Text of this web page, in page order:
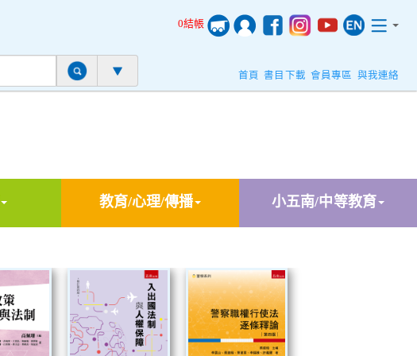
0結帳
首頁 書目下載 會員專區 與我連絡
教育/心理/傳播 小五南/中等教育